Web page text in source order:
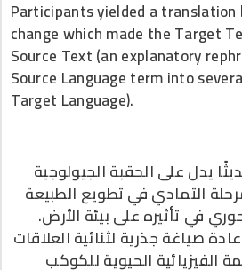
Participants yielded a translation
change which made the Target
Source Text (an explanatory
Source Language term into
Target Language).
يدل على الحقبة الجيولوجية
التمادي في تطويع الطبيعة
في تأثيره على بيئة الأرض.
صياغة جذرية لثنائية العلاقات
الفيزيائية الحيوية للكوكب